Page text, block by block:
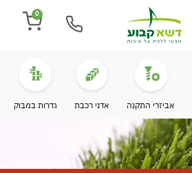
0
אביזרי התקנה אדני רכבת גדרות במבוק